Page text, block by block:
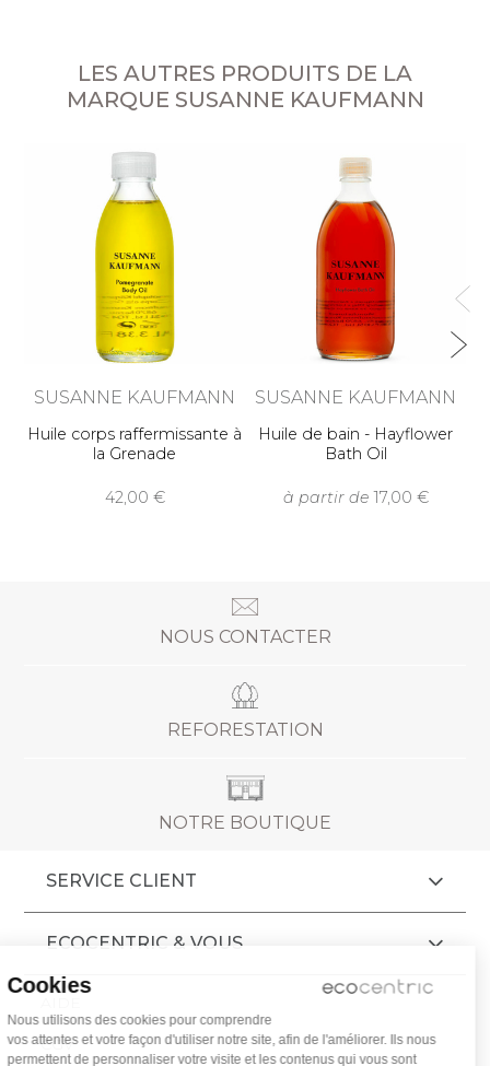
LES AUTRES PRODUITS DE LA
MARQUE SUSANNE KAUFMANN
SUSANNE KAUFMANN
Huile corps raffermissante à
la Grenade
42,00
SUSANNE KAUFMANN
Huile de bain - Hayflower
Bath Oil
à partir de 17,00
NOUS CONTACTER
REFORESTATION
NOTRE BOUTIQUE
SERVICE CLIENT
ECOCENTRIC & VOUS
CGV
Cookies
Nous utilisons des cookies pour comprendre
vos attentes et votre façon d'utiliser notre site, afin de l'améliorer. Ils nous
permettent de personnaliser votre visite et les contenus qui vous sont